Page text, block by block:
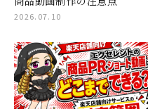
2026.07.10